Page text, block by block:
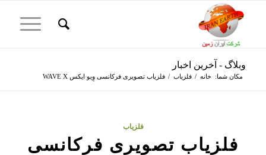
وبلاگ - آخرین اخبار
مکان شما: خانه / فلزیاب / فلزیاب تصویری فرکانسی وِیو ایکس WAVE X
فلزیاب
فلزیاب تصویری فرکانسی